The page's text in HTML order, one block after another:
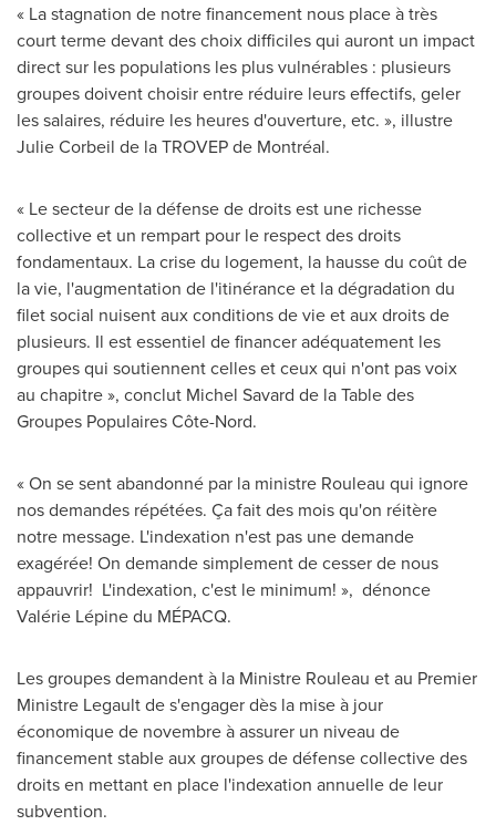
« La stagnation de notre financement nous place à très
court terme devant des choix difficiles qui auront un impact
direct sur les populations les plus vulnérables : plusieurs
groupes doivent choisir entre réduire leurs effectifs, geler
les salaires, réduire les heures d'ouverture, etc. », illustre
Julie Corbeil de la TROVEP de Montréal.
« Le secteur de la défense de droits est une richesse
collective et un rempart pour le respect des droits
fondamentaux. La crise du logement, la hausse du coût de
la vie, l'augmentation de l'itinérance et la dégradation du
filet social nuisent aux conditions de vie et aux droits de
plusieurs. Il est essentiel de financer adéquatement les
groupes qui soutiennent celles et ceux qui n'ont pas voix
au chapitre », conclut Michel Savard de la Table des
Groupes Populaires Côte-Nord.
« On se sent abandonné par la ministre Rouleau qui ignore
nos demandes répétées. Ça fait des mois qu'on réitère
notre message. L'indexation n'est pas une demande
exagérée! On demande simplement de cesser de nous
appauvrir! L'indexation, c'est le minimum! », dénonce
Valérie Lépine du MÉPACQ.
Les groupes demandent à la Ministre Rouleau et au Premier
Ministre Legault de s'engager dès la mise à jour
économique de novembre à assurer un niveau de
financement stable aux groupes de défense collective des
droits en mettant en place l'indexation annuelle de leur
subvention.